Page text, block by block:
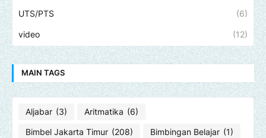
UTS/PTS (6)
video (12)
MAIN TAGS
Aljabar (3) Aritmatika (6)
Bimbel Jakarta Timur (208) Bimbingan Belajar (1)